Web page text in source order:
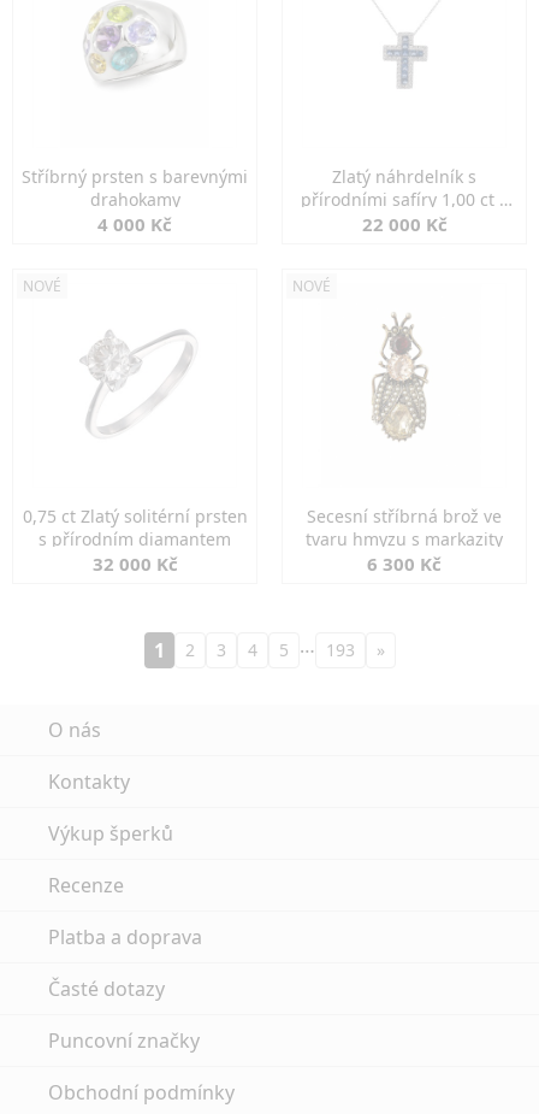
Stříbrný prsten s barevnými
drahokamy
4 000 Kč
Zlatý náhrdelník s
přírodními safíry 1,00 ct a
diamanty
22 000 Kč
NOVÉ
0,75 ct Zlatý solitérní prsten
s přírodním diamantem
32 000 Kč
NOVÉ
Secesní stříbrná brož ve
tvaru hmyzu s markazity
6 300 Kč
1 2 3 4 5 … 193 »
O nás
Kontakty
Výkup šperků
Recenze
Platba a doprava
Časté dotazy
Puncovní značky
Obchodní podmínky